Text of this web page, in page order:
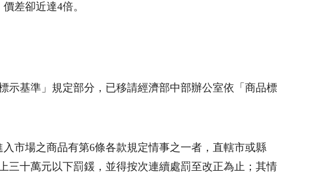
差卻近達4倍。
示基準」規定部分，已移請經濟部中部辦公室依「商品標
市場之商品有第6條各款規定情事之一者，直轄市或縣
三十萬元以下罰鍰，並得按次連續處罰至改正為止；其情